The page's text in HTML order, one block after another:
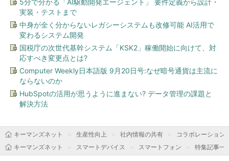
5分で分かる「AI駆動開発エージェント」 要件定義から設計・
実装・テストまで
中身が全く分からないレガシーシステムも改修可能 AI活用で
変わるシステム開発
国税庁の次世代基幹システム「KSK2」稼働開始に向けて、対
応すべき変更点とは?
Computer Weekly日本語版 9月20日号:なぜ暗号通貨は主流に
ならないのか
HubSpotの活用が思うように進まない? データ管理の課題と
解決方法
キーマンズネット 生産性向上 社内情報の共有
コラボレーション
キーマンズネット
スマートデバイス スマートフォン 特集記事一